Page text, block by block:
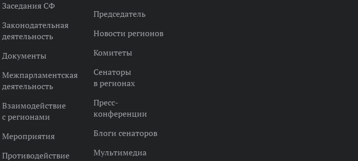
Заседания СФ
Законодательная
деятельность
Документы
Межпарламентская
деятельность
Взаимодействие
с регионами
Мероприятия
Противодействие
Председатель
Новости регионов
Комитеты
Сенаторы
в регионах
Пресс-
конференции
Блоги сенаторов
Мультимедиа